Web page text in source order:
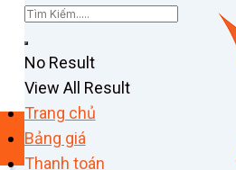
No Result
View All Result
Trang chủ
Bảng giá
Thanh toán